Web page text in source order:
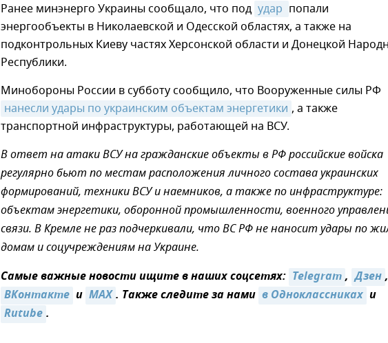
Ранее минэнерго Украины сообщало, что под удар попали
энергообъекты в Николаевской и Одесской областях, а также на
подконтрольных Киеву частях Херсонской области и Донецкой
Республики.
Минобороны России в субботу сообщило, что Вооруженные силы РФ
нанесли удары по украинским объектам энергетики , а также
транспортной инфраструктуры, работающей на ВСУ.
В ответ на атаки ВСУ на гражданские объекты в РФ российские войска
регулярно бьют по местам расположения личного состава украинских
формирований, техники ВСУ и наемников, а также по инфраструктуре:
объектам энергетики, оборонной промышленности, военного
связи. В Кремле не раз подчеркивали, что ВС РФ не наносит удары по
домам и соцучреждениям на Украине.
Самые важные новости ищите в наших соцсетях: Telegram, Дзен,
ВКонтакте и MAX. Также следите за нами в Одноклассниках и
Rutube.